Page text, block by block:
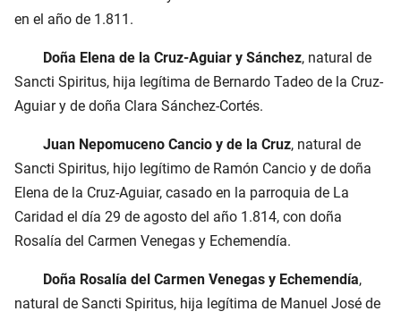
en el año de 1.811.
Doña Elena de la Cruz-Aguiar y Sánchez, natural de
Sancti Spiritus, hija legítima de Bernardo Tadeo de la Cruz-
Aguiar y de doña Clara Sánchez-Cortés.
Juan Nepomuceno Cancio y de la Cruz, natural de
Sancti Spiritus, hijo legítimo de Ramón Cancio y de doña
Elena de la Cruz-Aguiar, casado en la parroquia de La
Caridad el día 29 de agosto del año 1.814, con doña
Rosalía del Carmen Venegas y Echemendía.
Doña Rosalía del Carmen Venegas y Echemendía,
natural de Sancti Spiritus, hija legítima de Manuel José de